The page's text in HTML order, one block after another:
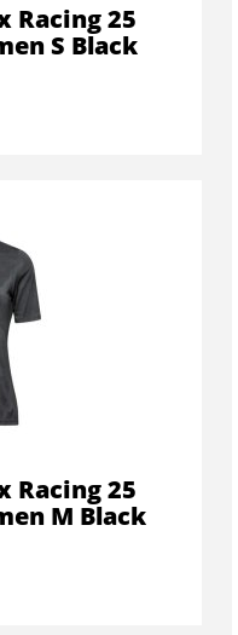
Racing 25
S Black
Racing 25
M Black